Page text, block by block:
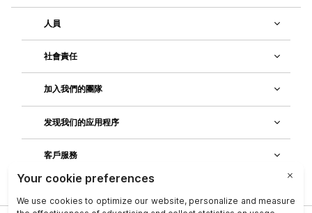
人員
社會責任
加入我們的團隊
发现我们的应用程序
客戶服務